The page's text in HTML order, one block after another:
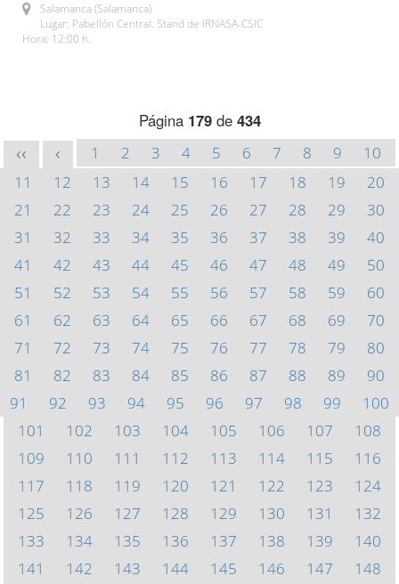
Salamanca (Salamanca)
Lugar: Pabellón Central. Stand de IRNASA-CSIC
Hora: 12:00 h.
Página 179de 434
<< < 1 2 3 4 5 6 7 8 9
10
11
12 13 14 15 16 17 18 19
20
21
22 23 24 25 26 27 28 29
30
31
32 33 34 35 36 37 38 39
40
41
42 43 44 45 46 47 48 49
50
51
52 53 54 55 56 57 58 59
60
61
62 63 64 65 66 67 68 69
70
71
72 73 74 75 76 77 78 79
80
81
82 83 84 85 86 87 88 89
90
91
92 93 94 95 96 97 98 99
100
101
102 103 104 105 106 107
108
109
110 111 112 113 114 115
116
117
118 119 120 121 122 123
124
125
126 127 128 129 130 131
132
133
134 135 136 137 138 139
140
141
142 143 144 145 146 147
148